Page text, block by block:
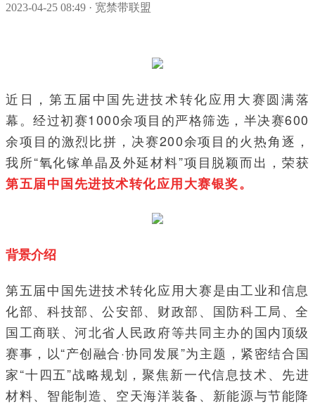
2023-04-25 08:49 · 宽禁带联盟
近日，第五届中国先进技术转化应用大赛圆满落
幕。经过初赛1000余项目的严格筛选，半决赛600
余项目的激烈比拼，决赛200余项目的火热角逐，
我所“氧化镓单晶及外延材料”项目脱颖而出，荣获
第五届中国先进技术转化应用大赛银奖。
背景介绍
第五届中国先进技术转化应用大赛是由工业和信息
化部、科技部、公安部、财政部、国防科工局、全
国工商联、河北省人民政府等共同主办的国内顶级
赛事，以“产创融合·协同发展”为主题，紧密结合国
家“十四五”战略规划，聚焦新一代信息技术、先进
材料、智能制造、空天海洋装备、新能源与节能降